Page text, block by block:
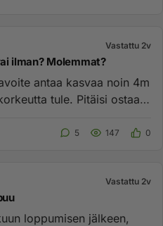
Vastattu 2v
ilman? Molemmat?
antaa kasvaa noin 4m
tule. Pitäisi ostaa
5 147 0
Vastattu 2v
loppumisen jälkeen,